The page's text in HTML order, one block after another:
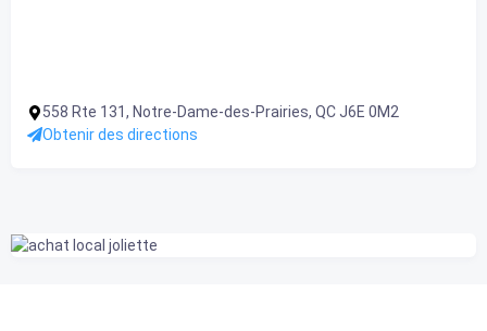
558 Rte 131, Notre-Dame-des-Prairies, QC J6E 0M2
Obtenir des directions